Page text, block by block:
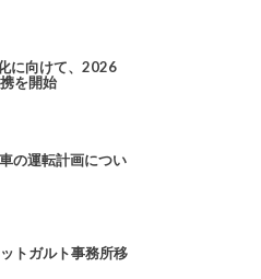
に向けて、2026
を開始
の運転計画につい
トガルト事務所移